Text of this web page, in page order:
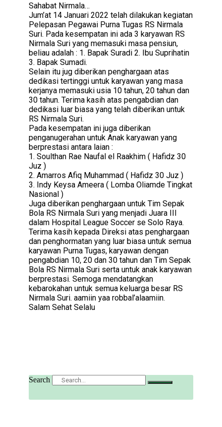
Sahabat Nirmala…
Jum’at 14 Januari 2022 telah dilakukan kegiatan
Pelepasan Pegawai Purna Tugas RS Nirmala
Suri. Pada kesempatan ini ada 3 karyawan RS
Nirmala Suri yang memasuki masa pensiun,
beliau adalah : 1. Bapak Suradi 2. Ibu Suprihatin
3. Bapak Sumadi.
Selain itu jug diberikan penghargaan atas
dedikasi tertinggi untuk karyawan yang masa
kerjanya memasuki usia 10 tahun, 20 tahun dan
30 tahun. Terima kasih atas pengabdian dan
dedikasi luar biasa yang telah diberikan untuk
RS Nirmala Suri.
Pada kesempatan ini juga diberikan
penganugerahan untuk Anak karyawan yang
berprestasi antara laian :
1. Soulthan Rae Naufal el Raakhim ( Hafidz 30
Juz )
2. Amarros Afiq Muhammad ( Hafidz 30 Juz )
3. Indy Keysa Ameera ( Lomba Oliamde Tingkat
Nasional )
Juga diberikan penghargaan untuk Tim Sepak
Bola RS Nirmala Suri yang menjadi Juara III
dalam Hospital League Soccer se Solo Raya.
Terima kasih kepada Direksi atas penghargaan
dan penghormatan yang luar biasa untuk semua
karyawan Purna Tugas, karyawan dengan
pengabdian 10, 20 dan 30 tahun dan Tim Sepak
Bola RS Nirmala Suri serta untuk anak karyawan
berprestasi. Semoga mendatangkan
kebarokahan untuk semua keluarga besar RS
Nirmala Suri. aamiin yaa robbal’alaamiin.
Salam Sehat Selalu
Search